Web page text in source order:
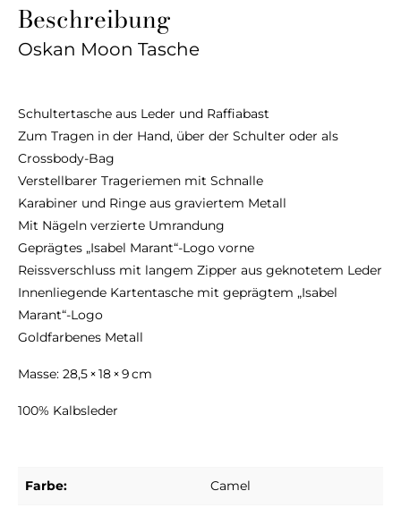
Beschreibung
Oskan Moon Tasche
Schultertasche aus Leder und Raffiabast
Zum Tragen in der Hand, über der Schulter oder als
Crossbody-Bag
Verstellbarer Trageriemen mit Schnalle
Karabiner und Ringe aus graviertem Metall
Mit Nägeln verzierte Umrandung
Geprägtes „Isabel Marant“-Logo vorne
Reissverschluss mit langem Zipper aus geknotetem Leder
Innenliegende Kartentasche mit geprägtem „Isabel
Marant“-Logo
Goldfarbenes Metall
Masse: 28,5 × 18 × 9 cm
100% Kalbsleder
Farbe: Camel